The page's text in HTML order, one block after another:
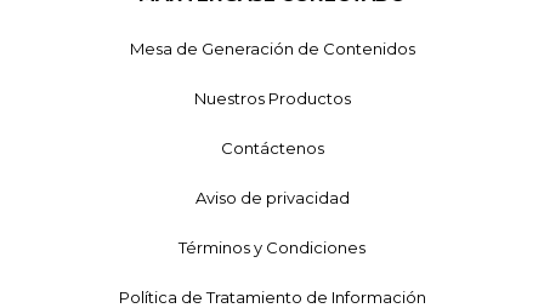
Mesa de Generación de Contenidos
Nuestros Productos
Contáctenos
Aviso de privacidad
Términos y Condiciones
Política de Tratamiento de Información